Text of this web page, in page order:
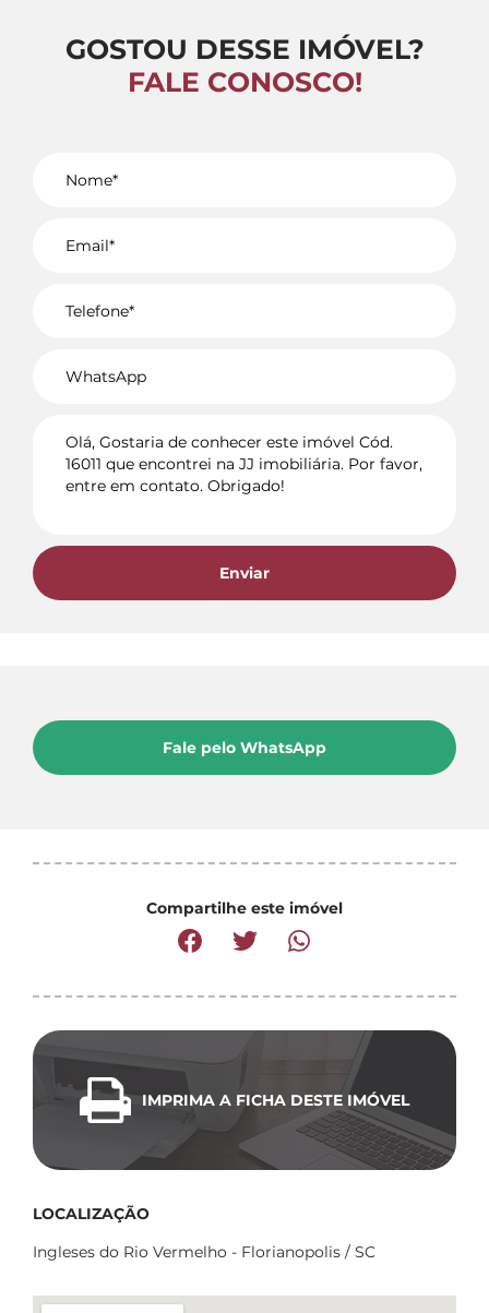
GOSTOU DESSE IMÓVEL?
FALE CONOSCO!
Enviar
Fale pelo WhatsApp
Compartilhe este imóvel
IMPRIMA A FICHA DESTE IMÓVEL
LOCALIZAÇÃO
Ingleses do Rio Vermelho - Florianopolis / SC